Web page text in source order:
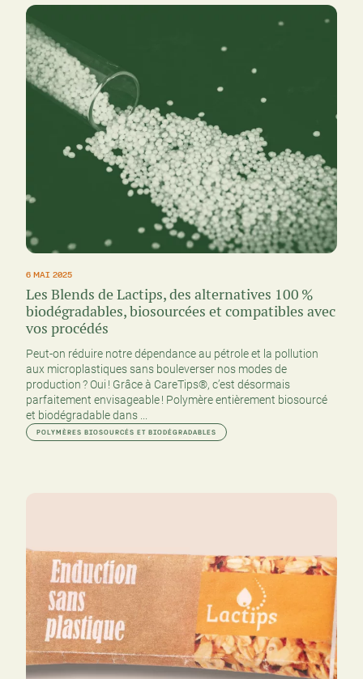
6 MAI 2025
Les Blends de Lactips, des alternatives 100 %
biodégradables, biosourcées et compatibles avec
vos procédés
Peut-on réduire notre dépendance au pétrole et la pollution
aux microplastiques sans bouleverser nos modes de
production ? Oui ! Grâce à CareTips®, c’est désormais
parfaitement envisageable ! Polymère entièrement biosourcé
et biodégradable dans ...
POLYMÈRES BIOSOURCÉS ET BIODÉGRADABLES